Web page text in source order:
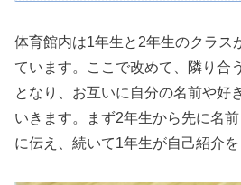
体育館内は1年生と2年生のクラス
ています。ここで改めて、隣り合
となり、お互いに自分の名前や好
いきます。まず2年生から先に名
に伝え、続いて1年生が自己紹介を